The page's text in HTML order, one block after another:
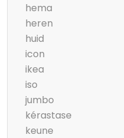
hema
heren
huid
icon
ikea
iso
jumbo
kérastase
keune